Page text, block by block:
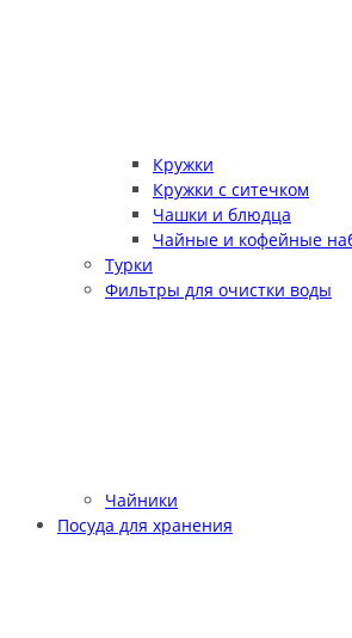
Кружки
Кружки с ситечком
Чашки и блюдца
Чайные и кофейные
Турки
Фильтры для очистки воды
Чайники
Посуда для хранения